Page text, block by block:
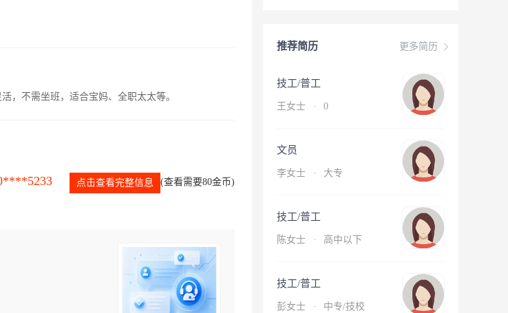
，不需坐班，适合宝妈、全职太太等。
点击查看完整信息 (查看需要80金币)
更多简历
推荐简历
技工/普工
王女士 · 0
文员
李女士 · 大专
技工/普工
陈女士 · 高中以下
技工/普工
彭女士 · 中专/技校